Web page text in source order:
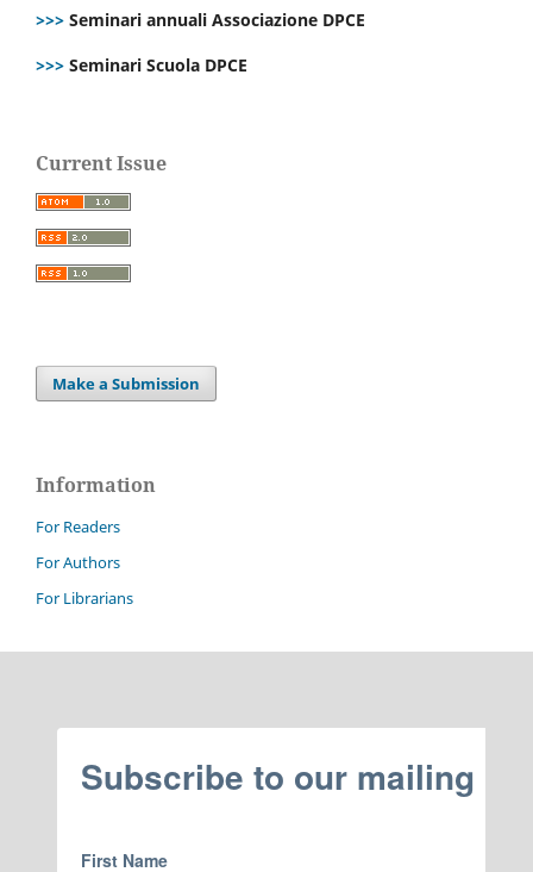
>>> Seminari annuali Associazione DPCE
>>> Seminari Scuola DPCE
Current Issue
Make a Submission
Information
For Readers
For Authors
For Librarians